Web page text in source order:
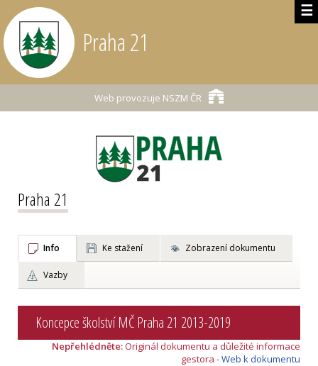
☰
Praha 21
Web provozuje NSZM ČR
Praha 21
Info Ke stažení Zobrazení dokumentu
Vazby
Koncepce školství MČ Praha 21 2013-2019
Nepřehlédněte:Originál dokumentu a důležité informace
gestora -Web k dokumentu